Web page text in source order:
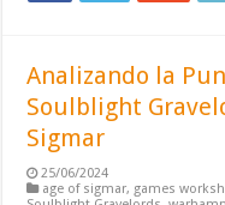
Analizando la
Soulblight
Sigmar
25/06/2024
age of sigmar, games